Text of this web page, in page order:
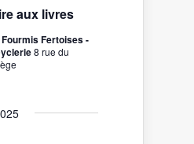
aux livres
Fertoises -
8 rue du